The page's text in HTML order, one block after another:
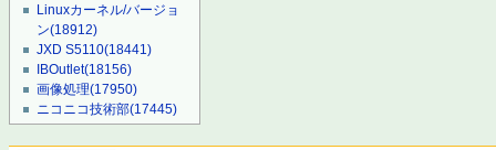
Linuxカーネル/バージョ
ン(18912)
JXD S5110(18441)
IBOutlet(18156)
画像処理(17950)
ニコニコ技術部(17445)